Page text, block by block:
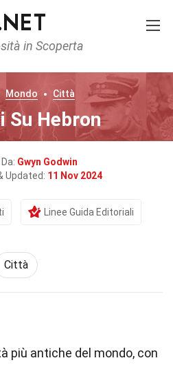
in Scoperta
Mondo Città
Su Hebron
Gwyn Godwin
Updated: 11 Nov 2024
Linee Guida Editoriali
Città
più antiche del mondo, con